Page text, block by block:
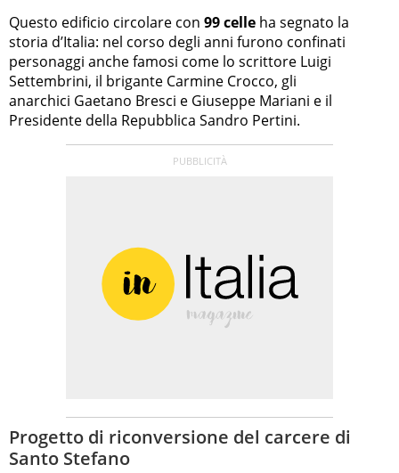
Questo edificio circolare con 99 celle ha segnato la
storia d’Italia: nel corso degli anni furono confinati
personaggi anche famosi come lo scrittore Luigi
Settembrini, il brigante Carmine Crocco, gli
anarchici Gaetano Bresci e Giuseppe Mariani e il
Presidente della Repubblica Sandro Pertini.
Progetto di riconversione del carcere di
Santo Stefano